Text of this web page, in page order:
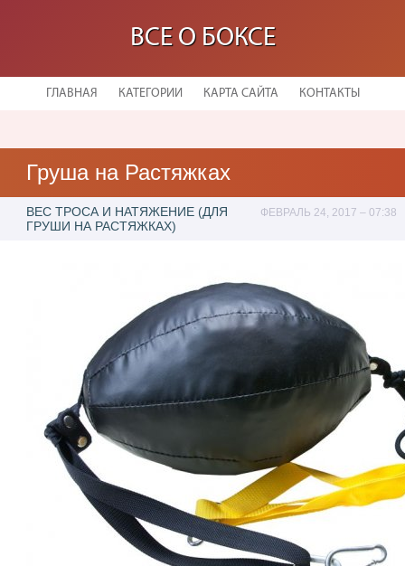
ВСЕ О БОКСЕ
ГЛАВНАЯ КАТЕГОРИИ КАРТА САЙТА КОНТАКТЫ
Груша на Растяжках
ВЕС ТРОСА И НАТЯЖЕНИЕ (ДЛЯ
ГРУШИ НА РАСТЯЖКАХ)
ФЕВРАЛЬ 24, 2017 – 07:38